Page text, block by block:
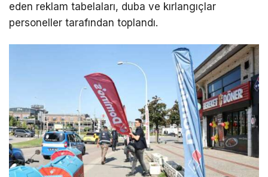
eden reklam tabelaları, duba ve kırlangıçlar
personeller tarafından toplandı.